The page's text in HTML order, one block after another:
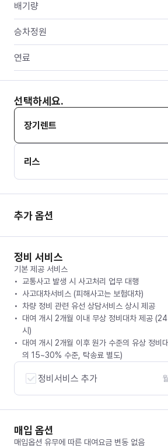
배기량
승차정원
연료
선택하세요.
장기렌트
리스
추가 옵션
정비 서비스
기본 제공 서비스
교통사고 발생 시 사고처리 업무 대행
사고대차서비스 (피해사고는 보험대차)
차량 정비 관련 유선 상담서비스 상시 제공
대여 개시 2개월 이내 무상 정비대차 제공
시)
대여 개시 2개월 이후 원가 수준의 유상 정비
의 15~30% 수준, 탁송료 별도)
정비서비스 추가
매입 옵션
매입옵션 유무에 따른 대여요금 변동 없음